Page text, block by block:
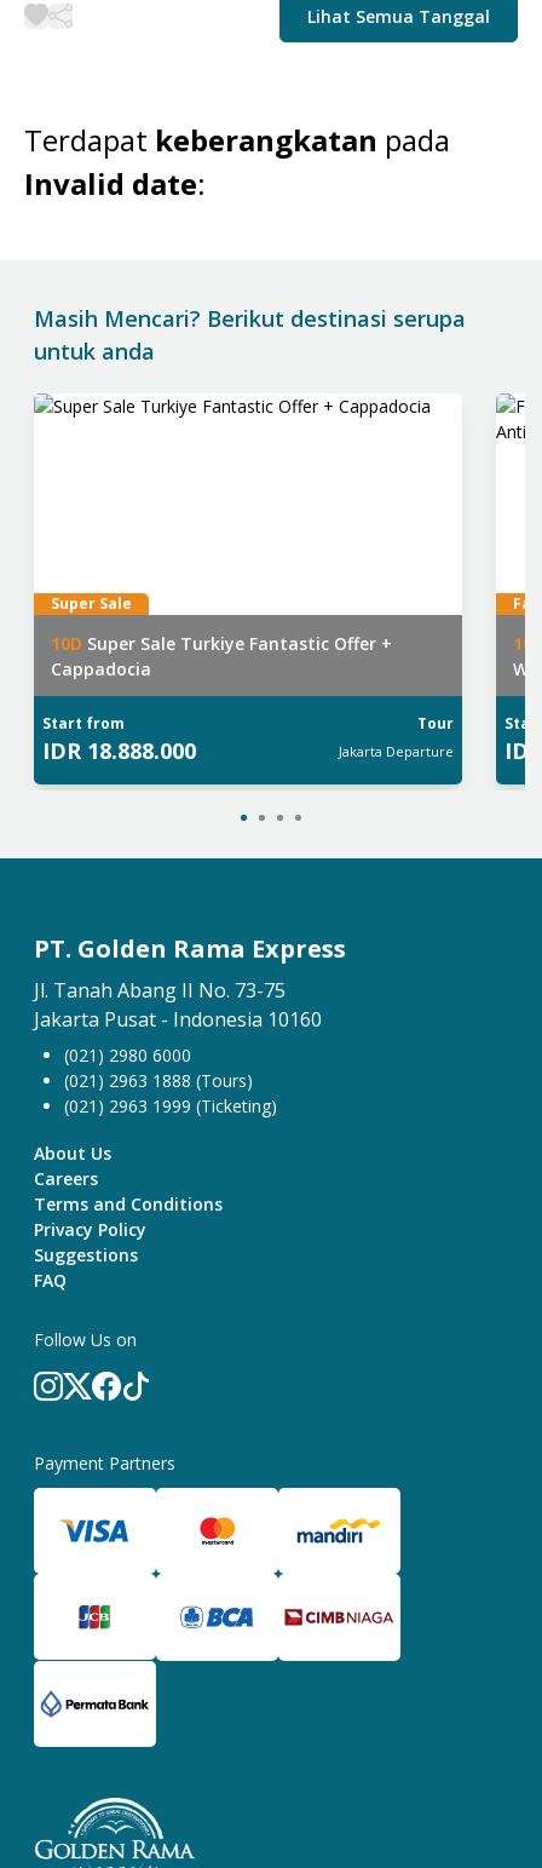
Lihat Semua Tanggal
Terdapat keberangkatan pada
Invalid date:
Masih Mencari? Berikut destinasi serupa
untuk anda
Super Sale
10D Super Sale Turkiye Fantastic Offer +
Cappadocia
Start from Tour
IDR 18.888.000 Jakarta Departure
10
PT. Golden Rama Express
Jl. Tanah Abang II No. 73-75
Jakarta Pusat - Indonesia 10160
(021) 2980 6000
(021) 2963 1888 (Tours)
(021) 2963 1999 (Ticketing)
About Us
Careers
Terms and Conditions
Privacy Policy
Suggestions
FAQ
Follow Us on
Payment Partners